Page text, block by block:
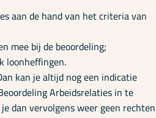
aan de hand van het criteria van
mee bij de beoordeling;
loonheffingen.
kan je altijd nog een indicatie
Arbeidsrelaties in te
dan vervolgens weer geen rechten